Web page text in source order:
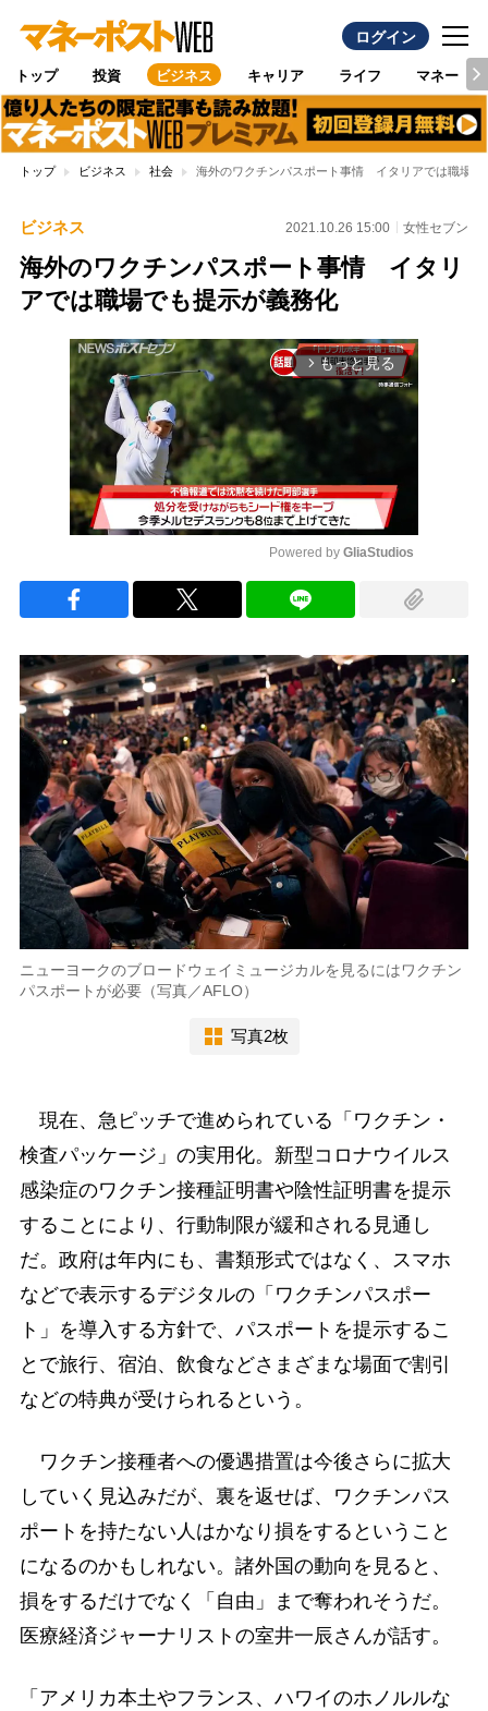
ログイン
トップ 投資 ビジネス キャリア ライフ マネー
トップ ビジネス 社会 海外のワクチンパスポート事情 イタリアでは職場で
ビジネス 2021.10.26 15:00 女性セブン
海外のワクチンパスポート事情 イタリ
アでは職場でも提示が義務化
arrow_forward_ios もっと見る
Powered by GliaStudios
ニューヨークのブロードウェイミュージカルを見るにはワクチン
パスポートが必要（写真／AFLO）
写真2枚
現在、急ピッチで進められている「ワクチン・
検査パッケージ」の実用化。新型コロナウイルス
感染症のワクチン接種証明書や陰性証明書を提示
することにより、行動制限が緩和される見通し
だ。政府は年内にも、書類形式ではなく、スマホ
などで表示するデジタルの「ワクチンパスポー
ト」を導入する方針で、パスポートを提示するこ
とで旅行、宿泊、飲食などさまざまな場面で割引
などの特典が受けられるという。
ワクチン接種者への優遇措置は今後さらに拡大
していく見込みだが、裏を返せば、ワクチンパス
ポートを持たない人はかなり損をするということ
になるのかもしれない。諸外国の動向を見ると、
損をするだけでなく「自由」まで奪われそうだ。
医療経済ジャーナリストの室井一辰さんが話す。
「アメリカ本土やフランス、ハワイのホノルルな